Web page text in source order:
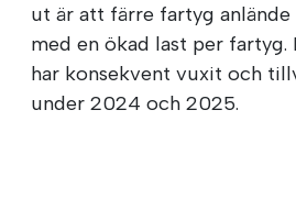
ut är att färre fartyg anlände
med en ökad last per fartyg.
har konsekvent vuxit och
under 2024 och 2025.